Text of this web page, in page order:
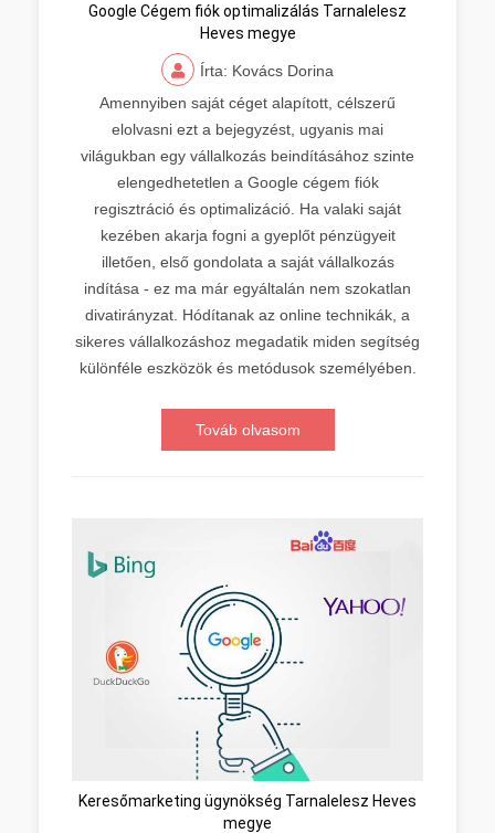
Google Cégem fiók optimalizálás Tarnalelesz
Heves megye
Írta: Kovács Dorina
Amennyiben saját céget alapított, célszerű
elolvasni ezt a bejegyzést, ugyanis mai
világukban egy vállalkozás beindításához szinte
elengedhetetlen a Google cégem fiók
regisztráció és optimalizáció. Ha valaki saját
kezében akarja fogni a gyeplőt pénzügyeit
illetően, első gondolata a saját vállalkozás
indítása - ez ma már egyáltalán nem szokatlan
divatirányzat. Hódítanak az online technikák, a
sikeres vállalkozáshoz megadatik miden segítség
különféle eszközök és metódusok személyében.
Továb olvasom
Keresőmarketing ügynökség Tarnalelesz Heves
megye